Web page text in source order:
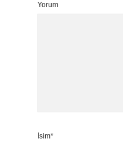
Yorum
İsim*